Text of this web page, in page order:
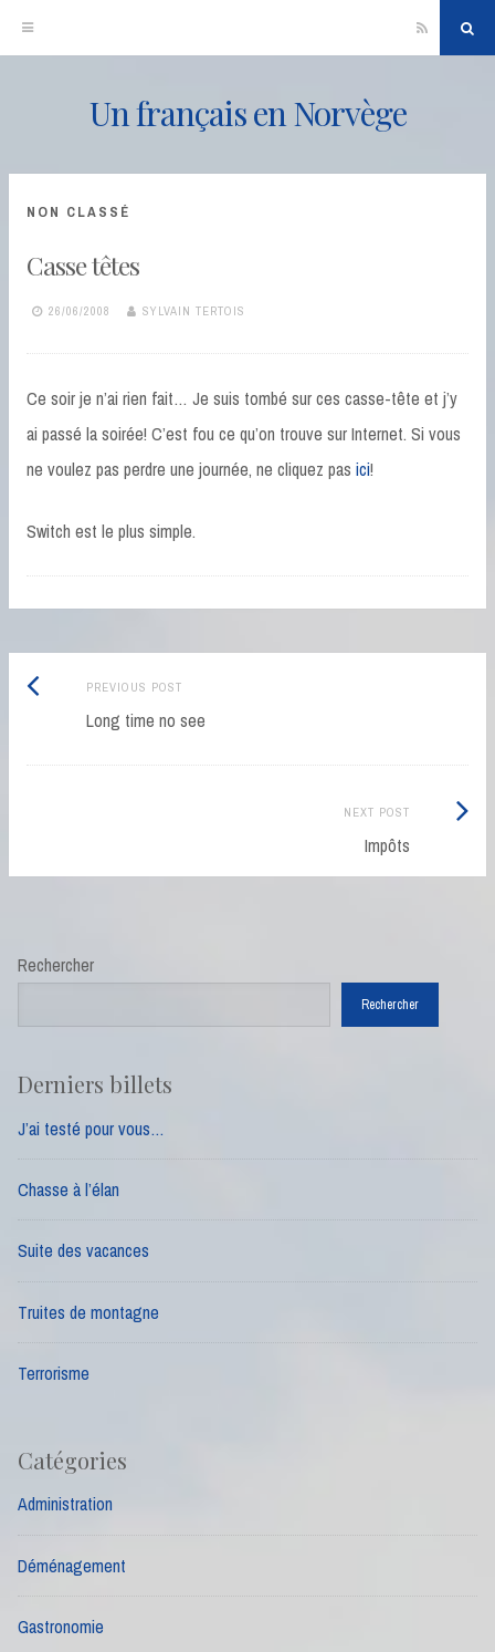
content
RSS
Un français en Norvège
NON CLASSÉ
Casse têtes
26/06/2008 SYLVAIN TERTOIS
Ce soir je n’ai rien fait… Je suis tombé sur ces casse-tête et j’y
ai passé la soirée! C’est fou ce qu’on trouve sur Internet. Si vous
ne voulez pas perdre une journée, ne cliquez pas ici!
Switch est le plus simple.
Post
navigation
PREVIOUS POSTPrevious
post:
Long time no see
NEXT POST
Impôts
Next
Rechercher
Rechercher
Derniers billets
J’ai testé pour vous…
Chasse à l’élan
Suite des vacances
Truites de montagne
Terrorisme
Catégories
Administration
Déménagement
Gastronomie